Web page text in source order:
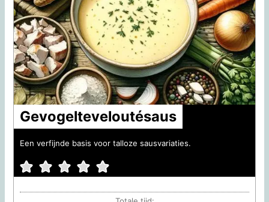
Gevogelteveloutésaus
Een verfijnde basis voor talloze sausvariaties.